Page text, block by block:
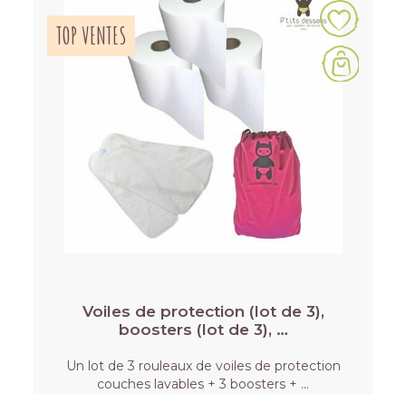
TOP VENTES
Voiles de protection (lot de 3),
boosters (lot de 3), …
Un lot de 3 rouleaux de voiles de protection
couches lavables + 3 boosters + …